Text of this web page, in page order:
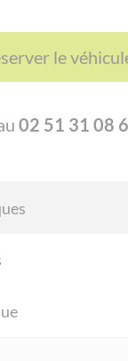
le
02 51 31 08